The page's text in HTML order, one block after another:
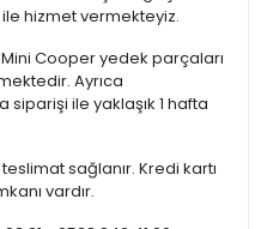
hizmet vermekteyiz.
Cooper yedek parçaları
Ayrıca
ile yaklaşık 1 hafta
sağlanır. Kredi kartı
vardır.